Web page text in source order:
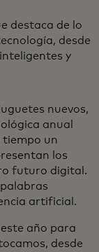
destaca de lo
desde
y
nuevos,
anual
tiempo un
los
futuro digital.
artificial.
año para
desde